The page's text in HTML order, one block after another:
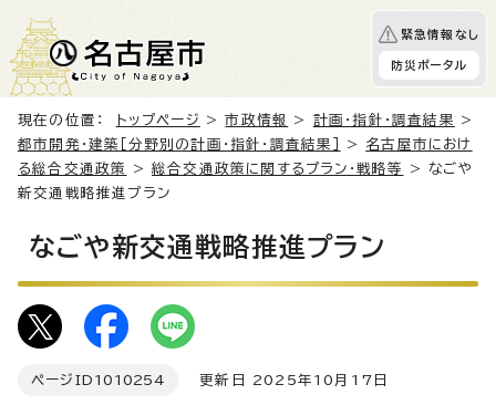
緊急情報なし
防災ポータル
現在の位置： トップページ >市政情報 > 計画・指針・調査結果
>
都市開発・建築［分野別の計画・指針・調査結果］
> 名古屋市におけ
る総合交通政策
>総合交通政策に関するプラン・戦略等
> なごや
新交通戦略推進プラン
なごや新交通戦略推進プラン
ページID 1010254 更新日 2025年10月17日